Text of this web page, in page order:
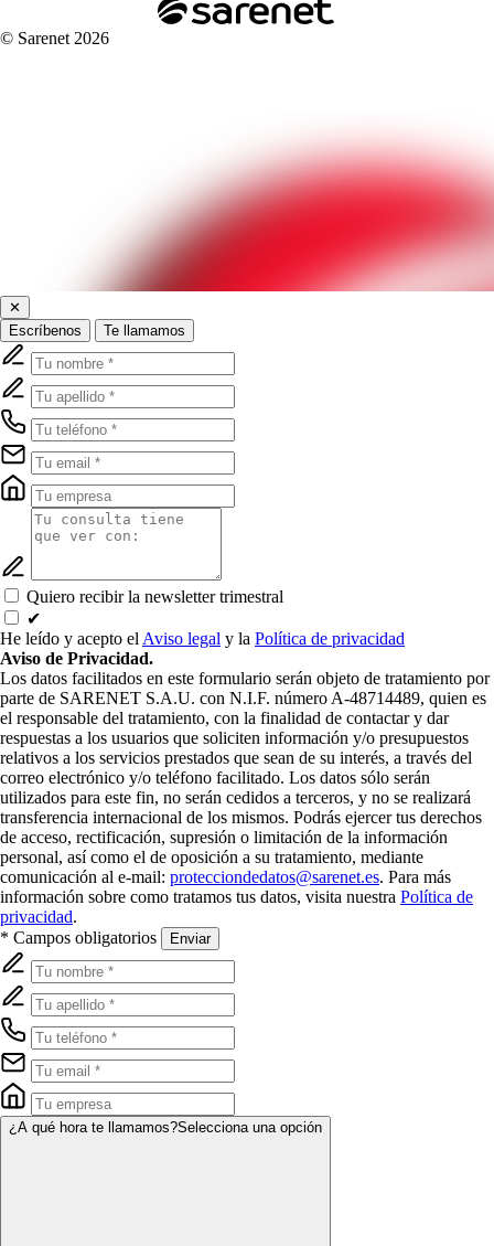
© Sarenet 2026
✕
Escríbenos
Te llamamos
Quiero recibir la newsletter trimestral
✔
He leído y acepto el Aviso legal y la Política de privacidad
Aviso de Privacidad.
Los datos facilitados en este formulario serán objeto de tratamiento por
parte de SARENET S.A.U. con N.I.F. número A-48714489, quien es
el responsable del tratamiento, con la finalidad de contactar y dar
respuestas a los usuarios que soliciten información y/o presupuestos
relativos a los servicios prestados que sean de su interés, a través del
correo electrónico y/o teléfono facilitado. Los datos sólo serán
utilizados para este fin, no serán cedidos a terceros, y no se realizará
transferencia internacional de los mismos. Podrás ejercer tus derechos
de acceso, rectificación, supresión o limitación de la información
personal, así como el de oposición a su tratamiento, mediante
comunicación al e-mail: protecciondedatos@sarenet.es. Para más
información sobre como tratamos tus datos, visita nuestra Política de
privacidad.
* Campos obligatorios
Enviar
¿A qué hora te llamamos?Selecciona una opción